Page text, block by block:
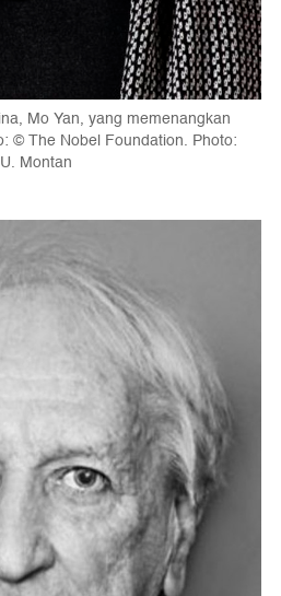
Mo Yan, yang memenangkan
© The Nobel Foundation. Photo:
U. Montan